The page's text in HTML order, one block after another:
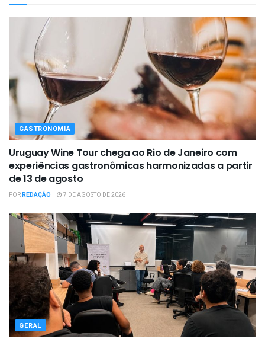
GASTRONOMIA
Uruguay Wine Tour chega ao Rio de Janeiro com
experiências gastronômicas harmonizadas a partir
de 13 de agosto
PORREDAÇÃO 7 DE AGOSTO DE 2026
GERAL